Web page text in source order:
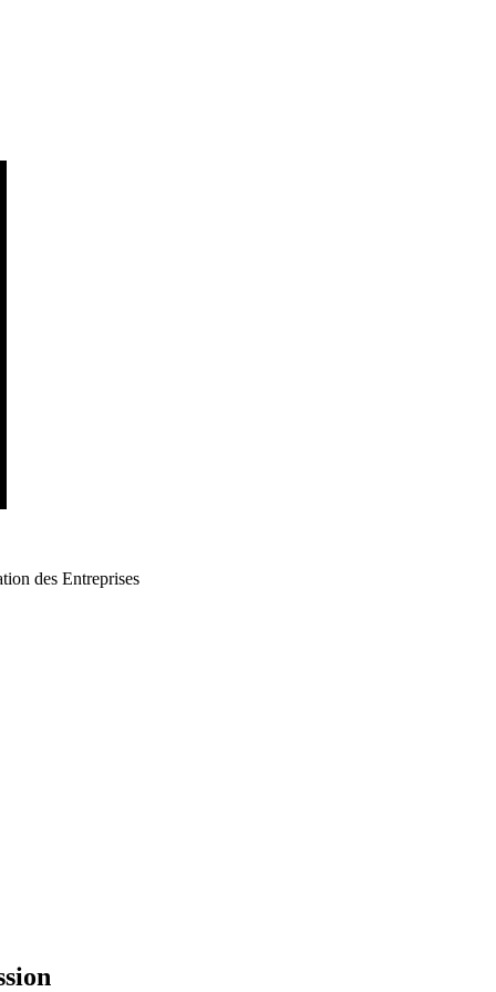
des Entreprises